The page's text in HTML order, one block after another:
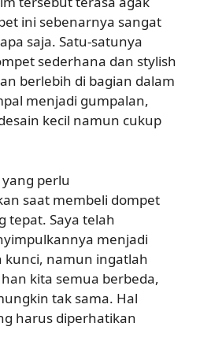
ini sebenarnya sangat
saja. Satu-satunya
sederhana dan stylish
berlebih di bagian dalam
menjadi gumpalan,
kecil namun cukup
perlu
saat membeli dompet
tepat. Saya telah
menjadi
kunci, namun ingatlah
kita semua berbeda,
tak sama. Hal
harus diperhatikan